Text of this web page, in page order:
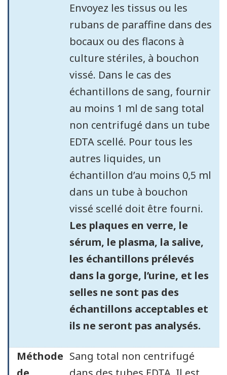
Envoyez les tissus ou les
rubans de paraffine dans des
bocaux ou des flacons à
culture stériles, à bouchon
vissé. Dans le cas des
échantillons de sang, fournir
au moins 1 ml de sang total
non centrifugé dans un tube
EDTA scellé. Pour tous les
autres liquides, un
échantillon d’au moins 0,5 ml
dans un tube à bouchon
vissé scellé doit être fourni.
Les plaques en verre, le
sérum, le plasma, la salive,
les échantillons prélevés
dans la gorge, l’urine, et les
selles ne sont pas des
échantillons acceptables et
ils ne seront pas analysés.
Méthode Sang total non centrifugé